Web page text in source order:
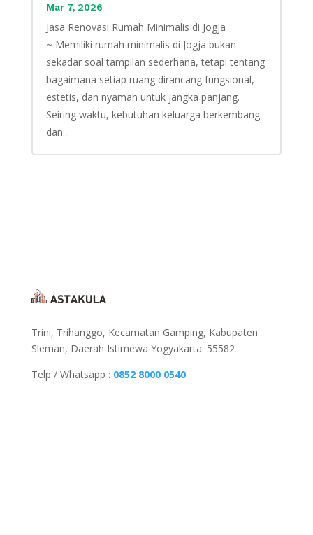
Mar 7, 2026
Jasa Renovasi Rumah Minimalis di Jogja
~ Memiliki rumah minimalis di Jogja bukan
sekadar soal tampilan sederhana, tetapi tentang
bagaimana setiap ruang dirancang fungsional,
estetis, dan nyaman untuk jangka panjang.
Seiring waktu, kebutuhan keluarga berkembang
dan...
Trini, Trihanggo, Kecamatan Gamping, Kabupaten
Sleman, Daerah Istimewa Yogyakarta. 55582
Telp / Whatsapp : 0852 8000 0540